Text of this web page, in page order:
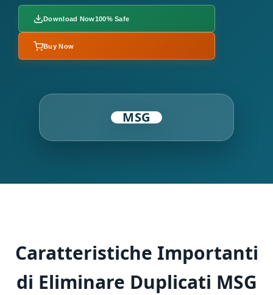
Download Now100% Safe
Buy Now
MSG
Caratteristiche Importanti
di Eliminare Duplicati MSG